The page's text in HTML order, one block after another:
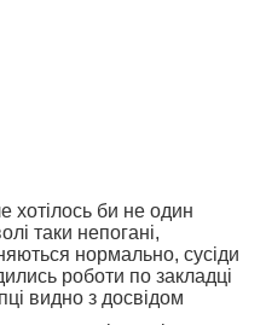
хотілось би не один
таки непогані,
нормально, сусіди
роботи по закладці
видно з досвідом